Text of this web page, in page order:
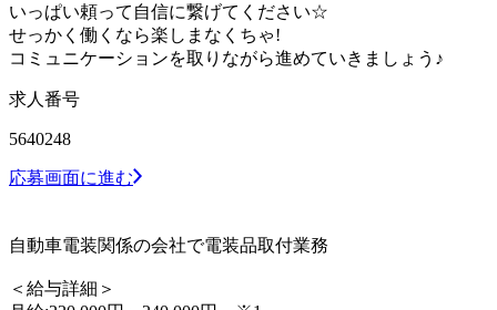
いっぱい頼って自信に繋げてください☆
せっかく働くなら楽しまなくちゃ!
コミュニケーションを取りながら進めていきましょう♪
求人番号
5640248
応募画面に進む
自動車電装関係の会社で電装品取付業務
＜給与詳細＞